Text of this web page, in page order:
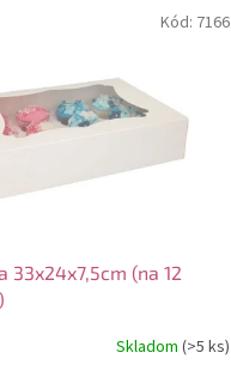
33x24x7,5cm (na 12
Skladom (>5 ks)
Kód: 7166